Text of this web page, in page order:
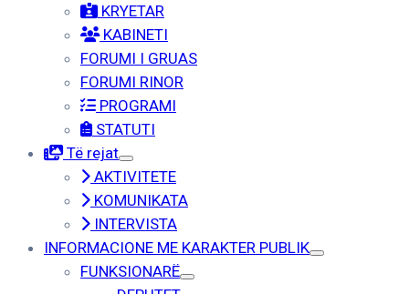
KRYETAR
KABINETI
FORUMI I GRUAS
FORUMI RINOR
PROGRAMI
STATUTI
Të rejat
AKTIVITETE
KOMUNIKATA
INTERVISTA
INFORMACIONE ME KARAKTER PUBLIK
FUNKSIONARË